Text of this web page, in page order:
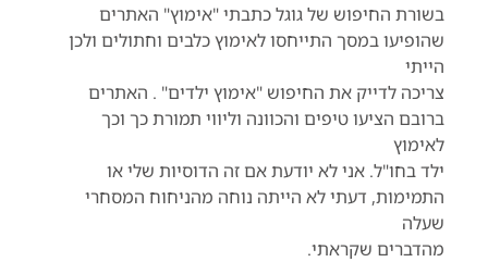
בשורת החיפוש של גוגל כתבתי "אימוץ" האתרים
שהופיעו במסך התייחסו לאימוץ כלבים וחתולים ולכן
הייתי
צריכה לדייק את החיפוש "אימוץ ילדים" . האתרים
ברובם הציעו טיפים והכוונה וליווי תמורת כך וכך
לאימוץ
ילד בחו"ל. אני לא יודעת אם זה הדוסיות שלי או
התמימות, דעתי לא הייתה נוחה מהניחוח המסחרי
שעלה
מהדברים שקראתי.